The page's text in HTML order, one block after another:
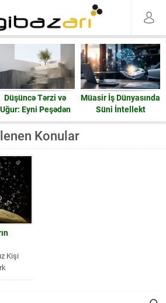
Düşüncə Tərzi və
Uğur: Eyni Peşədən
Fərqli Nəticələrə
Gedən Yol
Müasir İş Dünyasında
Süni İntellekt
Konular
Kişi